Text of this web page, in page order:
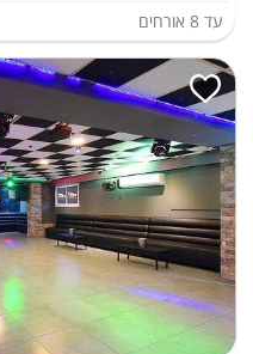
עד 8 אורחים